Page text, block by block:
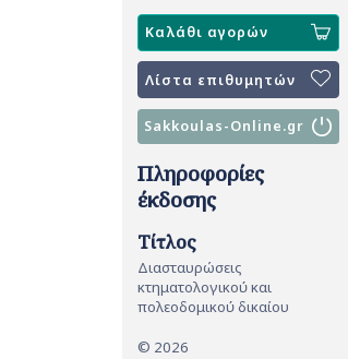
Καλάθι αγορών
Λίστα επιθυμητών
Sakkoulas-Online.gr
Πληροφορίες
έκδοσης
Τίτλος
Διασταυρώσεις
κτηματολογικού και
πολεοδομικού δικαίου
© 2026